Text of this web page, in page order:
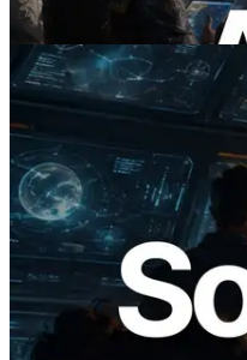
Bu makaleyi oku
2026.05.24